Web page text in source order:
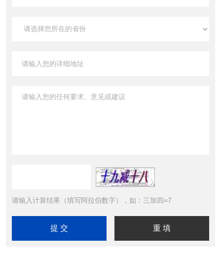
请输入计算结果（填写阿拉伯数字），如：三加四=7